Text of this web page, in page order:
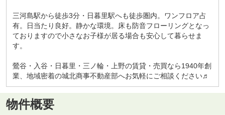
三河島駅から徒歩3分・日暮里駅へも徒歩圏内。ワンフロア占
有。日当たり良好。静かな環境。床も防音フローリングとなっ
ておりますので小さなお子様が居る場合も安心して暮らせま
す。
鶯谷・入谷・日暮里・三ノ輪・上野の賃貸・売買なら1940年創
業、地域密着の城北商事不動産部へお気軽にご相談ください♬
物件概要